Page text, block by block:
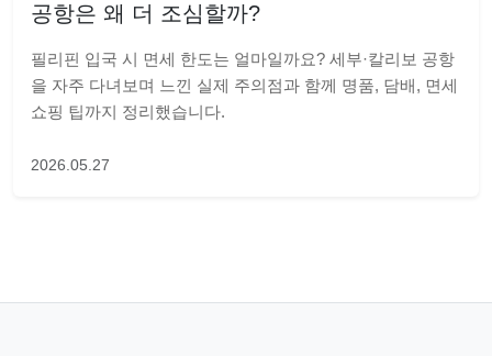
공항은 왜 더 조심할까?
필리핀 입국 시 면세 한도는 얼마일까요? 세부·칼리보 공항
을 자주 다녀보며 느낀 실제 주의점과 함께 명품, 담배, 면세
쇼핑 팁까지 정리했습니다.
2026.05.27